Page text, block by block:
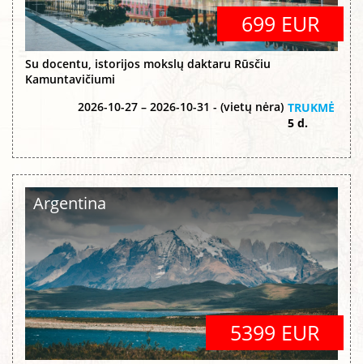
699 EUR
Su docentu, istorijos mokslų daktaru Rūsčiu
Kamuntavičiumi
2026-10-27 – 2026-10-31 - (vietų nėra) TRUKMĖ
5 d.
Argentina
5399 EUR